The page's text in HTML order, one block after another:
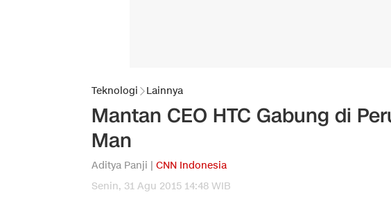
Teknologi Lainnya
Mantan CEO HTC Gabung di
Man
Aditya Panji | CNN Indonesia
Senin, 31 Agu 2015 14:48 WIB